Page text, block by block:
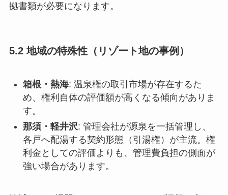
拠書類が必要になります。
5.2 地域の特殊性（リゾート地の事例）
箱根・熱海: 温泉権の取引市場が存在するた
め、権利自体の評価額が高くなる傾向がありま
す。
那須・軽井沢: 管理会社が源泉を一括管理し、
各戸へ配湯する契約形態（引湯権）が主流。権
利金としての評価よりも、管理費負担の側面が
強い場合があります。